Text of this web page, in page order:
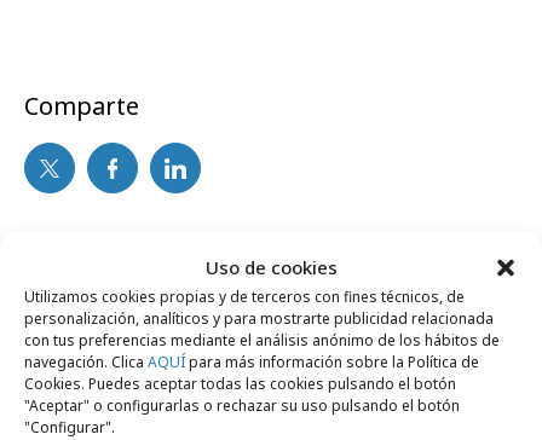
Uso de cookies
Utilizamos cookies propias y de terceros con fines técnicos, de
personalización, analíticos y para mostrarte publicidad relacionada
con tus preferencias mediante el análisis anónimo de los hábitos de
navegación. Clica AQUÍpara más información sobre la Política de
Cookies. Puedes aceptar todas las cookies pulsando el botón
"Aceptar" o configurarlas o rechazar su uso pulsando el botón
"Configurar".
Comparte
Noticias Relacionadas
Formación y estudios